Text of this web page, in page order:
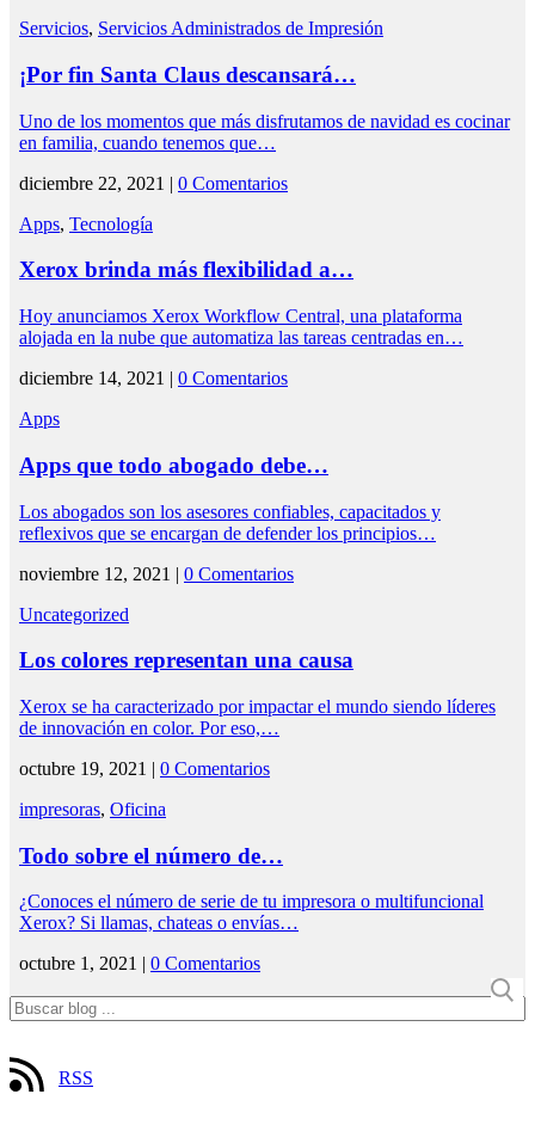
Servicios, Servicios Administrados de Impresión
¡Por fin Santa Claus descansará…
Uno de los momentos que más disfrutamos de navidad es cocinar
en familia, cuando tenemos que…
diciembre 22, 2021 | 0 Comentarios
Apps, Tecnología
Xerox brinda más flexibilidad a…
Hoy anunciamos Xerox Workflow Central, una plataforma
alojada en la nube que automatiza las tareas centradas en…
diciembre 14, 2021 | 0 Comentarios
Apps
Apps que todo abogado debe…
Los abogados son los asesores confiables, capacitados y
reflexivos que se encargan de defender los principios…
noviembre 12, 2021 | 0 Comentarios
Uncategorized
Los colores representan una causa
Xerox se ha caracterizado por impactar el mundo siendo líderes
de innovación en color. Por eso,…
octubre 19, 2021 | 0 Comentarios
impresoras, Oficina
Todo sobre el número de…
¿Conoces el número de serie de tu impresora o multifuncional
Xerox? Si llamas, chateas o envías…
octubre 1, 2021 | 0 Comentarios
RSS